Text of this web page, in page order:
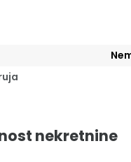
nekretnine